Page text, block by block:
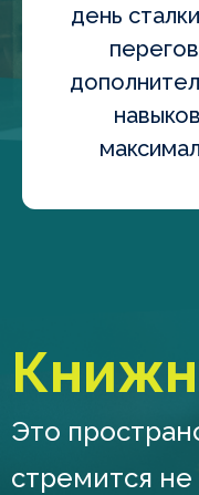
день
Это
стремится не